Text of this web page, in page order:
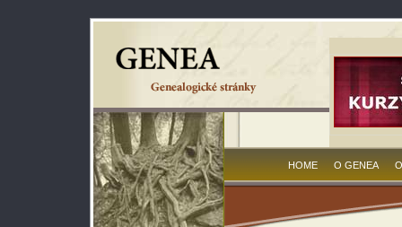
HOME O GENEA